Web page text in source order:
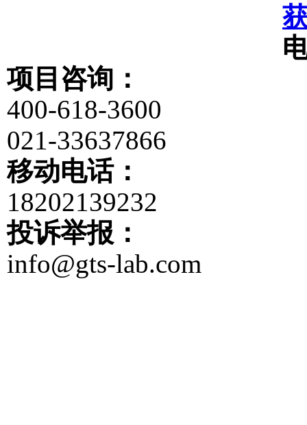
项目咨询：
400-618-3600
021-33637866
移动电话：
18202139232
投诉举报：
info@gts-lab.com